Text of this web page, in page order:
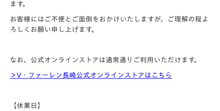
ます。
お客様にはご不便とご面倒をおかけいたしますが、ご理解の程よ
ろしくお願い申し上げます。
なお、公式オンラインストアは通常通りご利用いただけます。
＞V・ファーレン長崎公式オンラインストアはこちら
【休業日】